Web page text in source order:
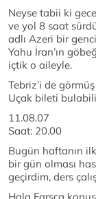
Neyse tabii ki
ve yol 8 saat
adlı Azeri bir
Yahu İran’ın
içtik o aileyle.
Tebriz’i de
Uçak bileti
11.08.07
Saat: 20.00
Bugün haftanın
bir gün olması
geçirdim, ders